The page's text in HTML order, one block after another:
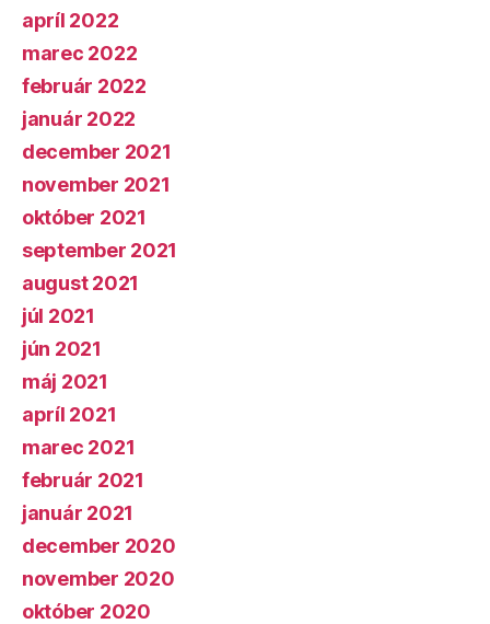
apríl 2022
marec 2022
február 2022
január 2022
december 2021
november 2021
október 2021
september 2021
august 2021
júl 2021
jún 2021
máj 2021
apríl 2021
marec 2021
február 2021
január 2021
december 2020
november 2020
október 2020